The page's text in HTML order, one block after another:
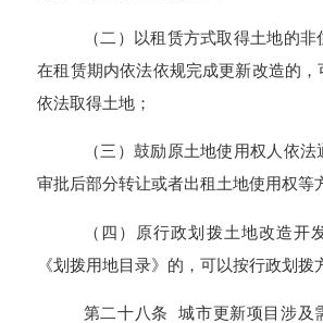
（二）以租赁方式取得土地的非
在租赁期内依法依规完成更新改造的
依法取得土地；
（三）鼓励原土地使用权人依
审批后部分转让或者出租土地使用权等
（四）原行政划拨土地改造开
《划拨用地目录》的，可以按行政划拨
第二十八条 城市更新项目涉及